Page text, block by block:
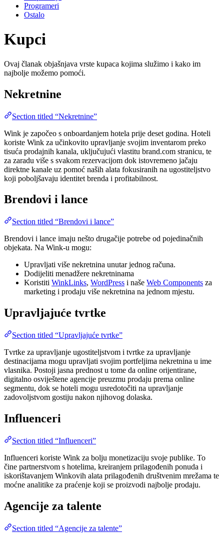
Programeri
Ostalo
Kupci
Ovaj članak objašnjava vrste kupaca kojima služimo i kako im
najbolje možemo pomoći.
Nekretnine
Section titled “Nekretnine”
Wink je započeo s onboardanjem hotela prije deset godina. Hoteli
koriste Wink za učinkovito upravljanje svojim inventarom preko
tisuća prodajnih kanala, uključujući vlastitu brand.com stranicu, te
za zaradu više s svakom rezervacijom dok istovremeno jačaju
direktne kanale uz pomoć naših alata fokusiranih na ugostiteljstvo
koji poboljšavaju identitet brenda i profitabilnost​.
Brendovi i lance
Section titled “Brendovi i lance”
Brendovi i lance imaju nešto drugačije potrebe od pojedinačnih
objekata. Na Wink-u mogu:
Upravljati više nekretnina unutar jednog računa.
Dodijeliti menadžere nekretninama
Koristiti WinkLinks, WordPress i naše Web Components za
marketing i prodaju više nekretnina na jednom mjestu.
Upravljajuće tvrtke
Section titled “Upravljajuće tvrtke”
Tvrtke za upravljanje ugostiteljstvom i tvrtke za upravljanje
destinacijama mogu upravljati svojim portfeljima nekretnina u ime
vlasnika. Postoji jasna prednost u tome da online orijentirane,
digitalno osviještene agencije preuzmu prodaju prema online
segmentu, dok se hoteli mogu usredotočiti na upravljanje
zadovoljstvom gostiju nakon njihovog dolaska.
Influenceri
Section titled “Influenceri”
Influenceri koriste Wink za bolju monetizaciju svoje publike. To
čine partnerstvom s hotelima, kreiranjem prilagođenih ponuda i
iskorištavanjem Winkovih alata prilagođenih društvenim mrežama te
moćne analitike za praćenje koji se proizvodi najbolje prodaju​.
Agencije za talente
Section titled “Agencije za talente”